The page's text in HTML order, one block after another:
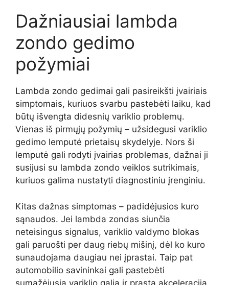
Dažniausiai lambda
zondo gedimo
požymiai
Lambda zondo gedimai gali pasireikšti įvairiais
simptomais, kuriuos svarbu pastebėti laiku, kad
būtų išvengta didesnių variklio problemų.
Vienas iš pirmųjų požymių – užsidegusi variklio
gedimo lemputė prietaisų skydelyje. Nors ši
lemputė gali rodyti įvairias problemas, dažnai ji
susijusi su lambda zondo veiklos sutrikimais,
kuriuos galima nustatyti diagnostiniu įrenginiu.
Kitas dažnas simptomas – padidėjusios kuro
sąnaudos. Jei lambda zondas siunčia
neteisingus signalus, variklio valdymo blokas
gali paruošti per daug riebų mišinį, dėl ko kuro
sunaudojama daugiau nei įprastai. Taip pat
automobilio savininkai gali pastebėti
sumažėjusią variklio galią ir prastą akceleraciją.